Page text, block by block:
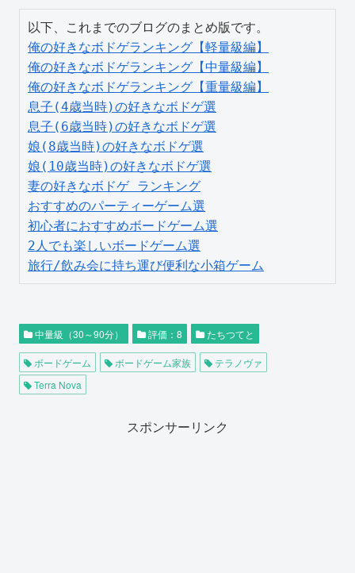
俺の好きなボドゲランキング【軽量級編】
俺の好きなボドゲランキング【中量級編】
俺の好きなボドゲランキング【重量級編】
息子(4歳当時)の好きなボドゲ選
息子(6歳当時)の好きなボドゲ選
娘(8歳当時)の好きなボドゲ選
娘(10歳当時)の好きなボドゲ選
妻の好きなボドゲ ランキング
おすすめのパーティーゲーム選
初心者におすすめボードゲーム選
2人でも楽しいボードゲーム選
旅行/飲み会に持ち運び便利な小箱ゲーム
中量級（30～90分） 評価：8 たちつてと
ボードゲーム ボードゲーム家族
テラノヴァ
Terra Nova
スポンサーリンク